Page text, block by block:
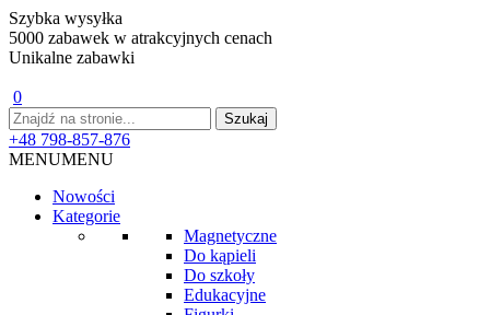
Szybka wysyłka
5000 zabawek w atrakcyjnych cenach
Unikalne zabawki
0
+48 798-857-876
MENUMENU
Nowości
Kategorie
Magnetyczne
Do kąpieli
Do szkoły
Edukacyjne